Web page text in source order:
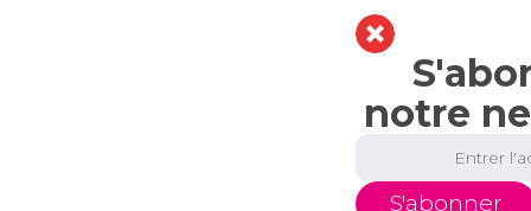
notre